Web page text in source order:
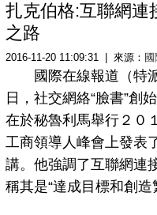
扎克伯格:互聯網連
之路
2016-11-20 11:09:31 | 來源：
國際在線報道（特派
日，社交網絡“臉書”創
在於秘魯利馬舉行２０
工商領導人峰會上發表
講。他強調了互聯網連
稱其是“達成目標和創造